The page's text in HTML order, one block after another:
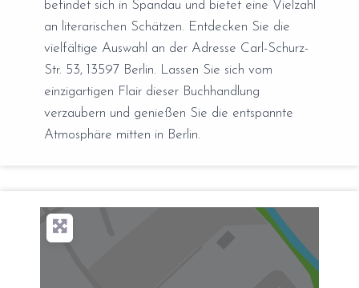
befindet sich in Spandau und bietet eine Vielzahl
an literarischen Schätzen. Entdecken Sie die
vielfältige Auswahl an der Adresse Carl-Schurz-
Str. 53, 13597 Berlin. Lassen Sie sich vom
einzigartigen Flair dieser Buchhandlung
verzaubern und genießen Sie die entspannte
Atmosphäre mitten in Berlin.